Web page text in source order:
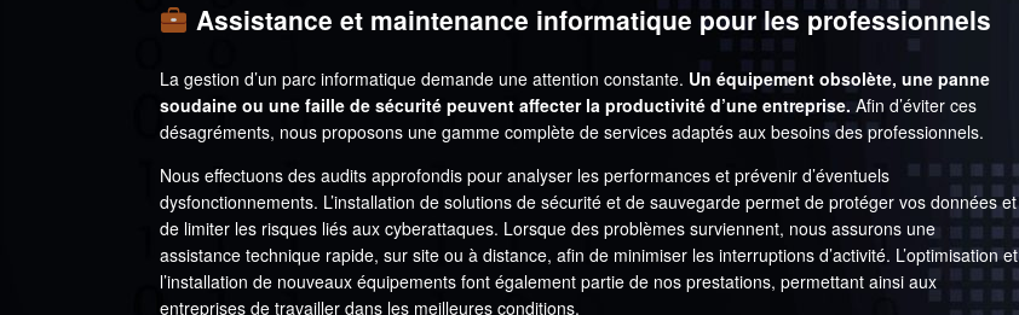
Assistance et maintenance informatique pour les professionnels
La gestion d’un parc informatique demande une attention constante. Un équipement obsolète, une panne
soudaine ou une faille de sécurité peuvent affecter la productivité d’une entreprise.Afin d’éviter ces
désagréments, nous proposons une gamme complète de services adaptés aux besoins des professionnels.
Nous effectuons des audits approfondis pour analyser les performances et prévenir d’éventuels
dysfonctionnements. L’installation de solutions de sécurité et de sauvegarde permet de protéger vos données et
de limiter les risques liés aux cyberattaques. Lorsque des problèmes surviennent, nous assurons une
assistance technique rapide, sur site ou à distance, afin de minimiser les interruptions d’activité. L’optimisation et
l’installation de nouveaux équipements font également partie de nos prestations, permettant ainsi aux
entreprises de travailler dans les meilleures conditions.